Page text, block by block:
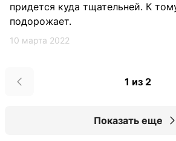
придется куда тщательней. К
подорожает.
10 марта 2022
1 из 2
Показать еще